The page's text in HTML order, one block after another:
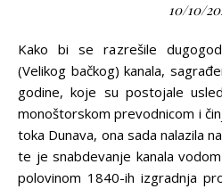
10/10/
Kako bi se razrešile dugogodišnje teškoće Francovog
(Velikog bačkog) kanala,
godine, koje su postojale
monoštorskom prevodnicom i
toka Dunava, ona sada nalazila
te je snabdevanje kanala
polovinom 1840-ih izgradnja